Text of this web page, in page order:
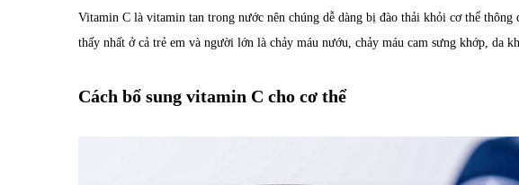
Vitamin C là vitamin tan trong nước nên chúng dễ dàng bị đào thải khỏi cơ thể
thấy nhất ở cả trẻ em và người lớn là chảy máu nướu, chảy máu cam sưng khớp, da
Cách bổ sung vitamin C cho cơ thể